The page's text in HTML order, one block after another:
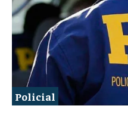
Policial